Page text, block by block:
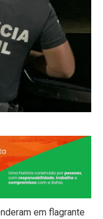
em flagrante